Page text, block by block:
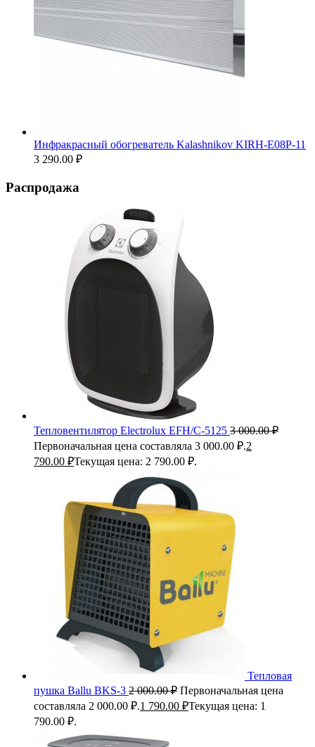
Инфракрасный обогреватель Kalashnikov KIRH-E08P-11
3 290.00 ₽
Распродажа
Тепловентилятор Electrolux EFH/C-5125 3 000.00₽
Первоначальная цена составляла 3 000.00 ₽.2
790.00 ₽Текущая цена: 2 790.00 ₽.
Тепловая
пушка Ballu BKS-3 2 000.00₽ Первоначальная цена
составляла 2 000.00 ₽.1 790.00 ₽Текущая цена: 1
790.00 ₽.